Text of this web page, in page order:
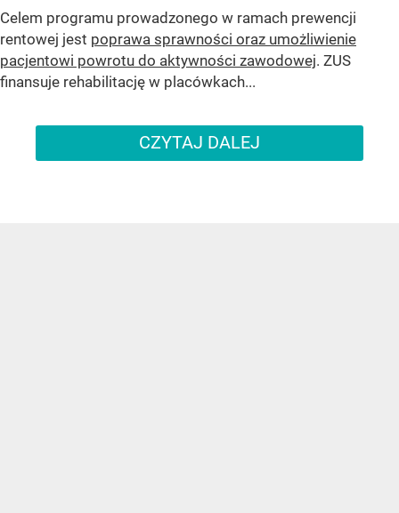
Celem programu prowadzonego w ramach prewencji
rentowej jest poprawa sprawności oraz umożliwienie
pacjentowi powrotu do aktywności zawodowej. ZUS
finansuje rehabilitację w placówkach...
CZYTAJ DALEJ